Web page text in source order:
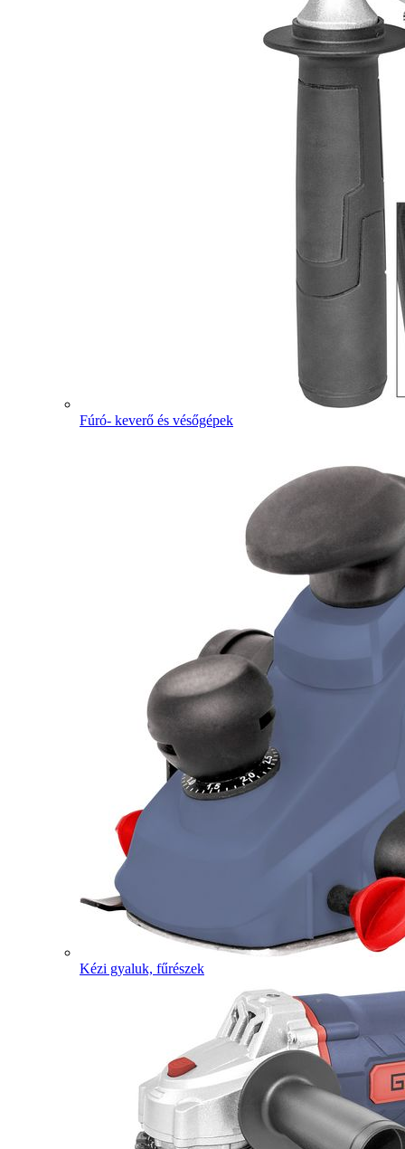
Fúró- keverő és vésőgépek
Kézi gyaluk, fűrészek